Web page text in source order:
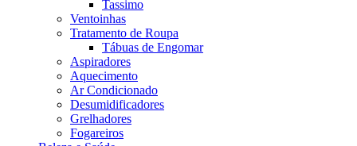
Tassimo
Ventoinhas
Tratamento de Roupa
Tábuas de Engomar
Aspiradores
Aquecimento
Ar Condicionado
Desumidificadores
Grelhadores
Fogareiros